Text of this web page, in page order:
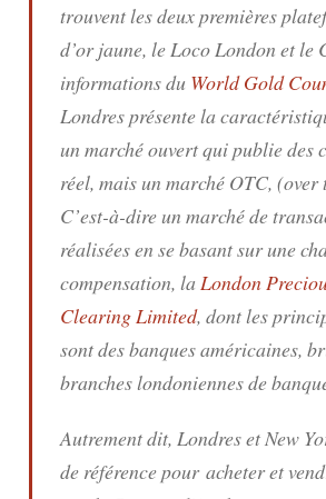
trouvent les deux premières
d’or jaune, le Loco London et le
informations du World Gold
Londres présente la
un marché ouvert qui publie des
réel, mais un marché OTC, (over
C’est-à-dire un marché de
réalisées en se basant sur une
compensation, la London
Clearing Limited, dont les
sont des banques américaines,
branches londoniennes de
Autrement dit, Londres et New
de référence pour acheter et